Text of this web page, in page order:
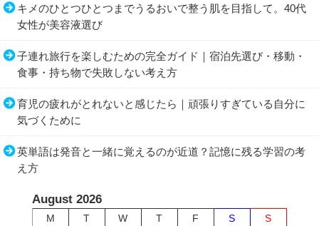
キメのひとつひとつまでうるおいで整う肌を目指して。40代
女性が美容液選び
子連れ旅行を楽しむための完全ガイド｜宿泊先選び・移動・
食事・持ち物で失敗しない考え方
育児の疲れがとれないと感じたら｜頑張りすぎている自分に
気づくために
英単語は発音と一緒に覚えるのが近道？記憶に残る学習の考
え方
August 2026
M T W T F S
S